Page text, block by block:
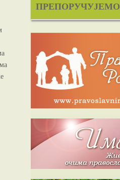
ПРЕПОРУЧУЈЕМО